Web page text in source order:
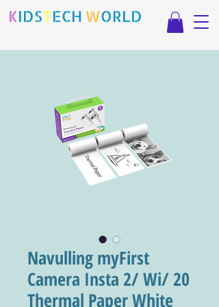
KIDSTECH WORLD
Navulling myFirst
Camera Insta 2/ Wi/ 20
Thermal Paper White